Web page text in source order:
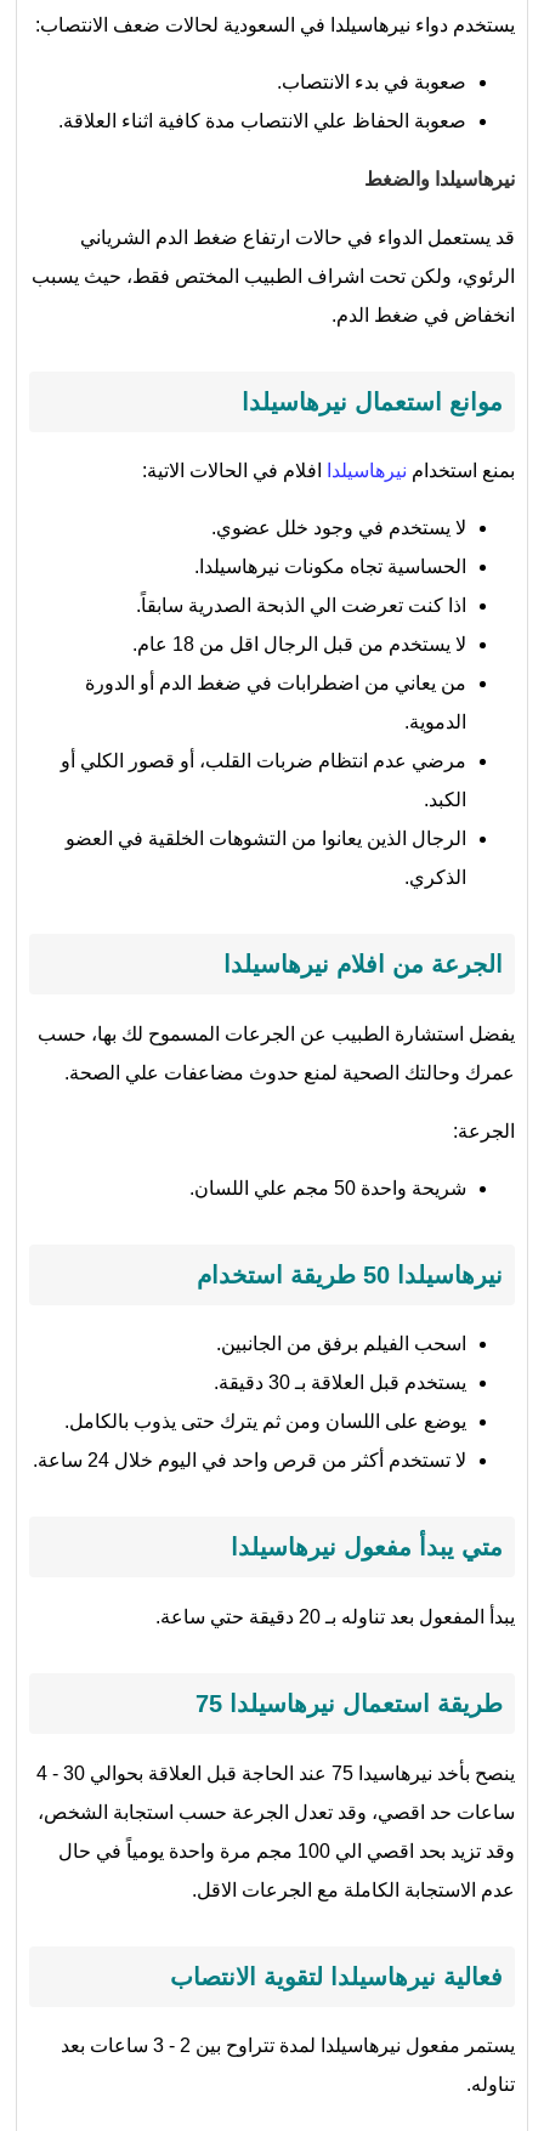
يستخدم دواء نيرهاسيلدا في السعودية لحالات ضعف الانتصاب:
صعوبة في بدء الانتصاب.
صعوبة الحفاظ علي الانتصاب مدة كافية اثناء العلاقة.
نيرهاسيلدا والضغط
قد يستعمل الدواء في حالات ارتفاع ضغط الدم الشرياني
الرئوي، ولكن تحت اشراف الطبيب المختص فقط، حيث يسبب
انخفاض في ضغط الدم.
موانع استعمال نيرهاسيلدا
بمنع استخدام نيرهاسيلدا افلام في الحالات الاتية:
لا يستخدم في وجود خلل عضوي.
الحساسية تجاه مكونات نيرهاسيلدا.
اذا كنت تعرضت الي الذبحة الصدرية سابقاً.
لا يستخدم من قبل الرجال اقل من 18 عام.
من يعاني من اضطرابات في ضغط الدم أو الدورة
الدموية.
مرضي عدم انتظام ضربات القلب، أو قصور الكلي أو
الكبد.
الرجال الذين يعانوا من التشوهات الخلقية في العضو
الذكري.
الجرعة من افلام نيرهاسيلدا
يفضل استشارة الطبيب عن الجرعات المسموح لك بها، حسب
عمرك وحالتك الصحية لمنع حدوث مضاعفات علي الصحة.
الجرعة:
شريحة واحدة 50 مجم علي اللسان.
نيرهاسيلدا 50 طريقة استخدام
اسحب الفيلم برفق من الجانبين.
يستخدم قبل العلاقة بـ 30 دقيقة.
يوضع على اللسان ومن ثم يترك حتى يذوب بالكامل.
لا تستخدم أكثر من قرص واحد في اليوم خلال 24 ساعة.
متي يبدأ مفعول نيرهاسيلدا
يبدأ المفعول بعد تناوله بـ 20 دقيقة حتي ساعة.
طريقة استعمال نيرهاسيلدا 75
ينصح بأخد نيرهاسيدا 75 عند الحاجة قبل العلاقة بحوالي 30 - 4
ساعات حد اقصي، وقد تعدل الجرعة حسب استجابة الشخص،
وقد تزيد بحد اقصي الي 100 مجم مرة واحدة يومياً في حال
عدم الاستجابة الكاملة مع الجرعات الاقل.
فعالية نيرهاسيلدا لتقوية الانتصاب
يستمر مفعول نيرهاسيلدا لمدة تتراوح بين 2 - 3 ساعات بعد
تناوله.